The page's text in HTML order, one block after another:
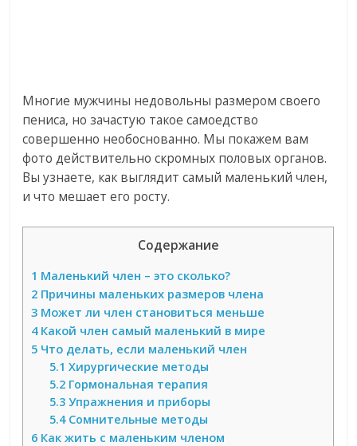
Многие мужчины недовольны размером своего
пениса, но зачастую такое самоедство
совершенно необоснованно. Мы покажем вам
фото действительно скромных половых органов.
Вы узнаете, как выглядит самый маленький член,
и что мешает его росту.
Содержание
1 Маленький член – это сколько?
2 Причины маленьких размеров члена
3 Может ли член становиться меньше
4Какой член самый маленький в мире
5 Что делать, если маленький член
5.1 Хирургические методы
5.2Гормональная терапия
5.3Упражнения и приборы
5.4Сомнительные методы
6 Как жить с маленьким членом